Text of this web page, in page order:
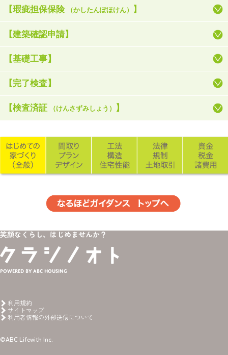
【瑕疵担保保険（かしたんぽほけん） 】
【建築確認申請】
【基礎工事】
【完了検査】
【検査済証 （けんさずみしょう） 】
笑顔なくらし、はじめませんか？
Powered by ABC HOUSING
利用規約
サイトマップ
利用者情報の外部送信について
©ABC Lifewith Inc.